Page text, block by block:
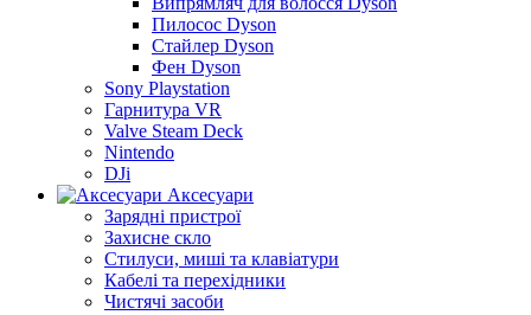
Пилосос Dyson
Стайлер Dyson
Фен Dyson
Sony Playstation
Гарнитура VR
Valve Steam Deck
Nintendo
DJi
Аксесуари
Зарядні пристрої
Захисне скло
Стилуси, миші та клавіатури
Кабелі та перехідники
Чистячі засоби